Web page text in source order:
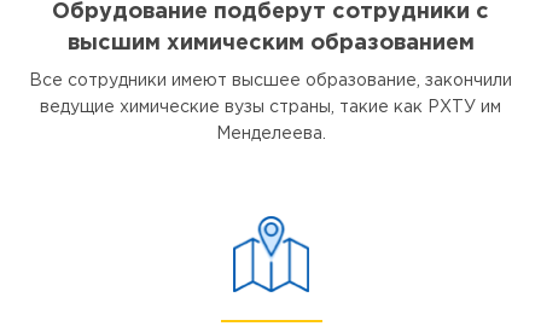
Обрудование подберут сотрудники с
высшим химическим образованием
Все сотрудники имеют высшее образование, закончили
ведущие химические вузы страны, такие как РХТУ им
Менделеева.